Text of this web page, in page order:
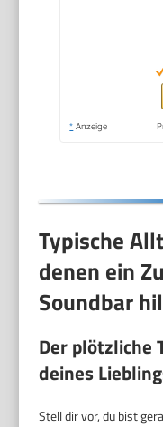
* Anzeige
Typische
denen ein
Soundbar
Der plötzliche
deines
Stell dir vor, du bist